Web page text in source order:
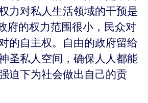
力对私人生活领域的干预是
府的权力范围很小，民众对
的自主权。自由的政府留给
圣私人空间，确保人人都能
迫下为社会做出自己的贡